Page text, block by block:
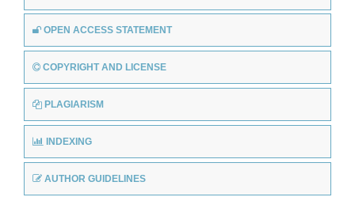
OPEN ACCESS STATEMENT
COPYRIGHT AND LICENSE
PLAGIARISM
INDEXING
AUTHOR GUIDELINES